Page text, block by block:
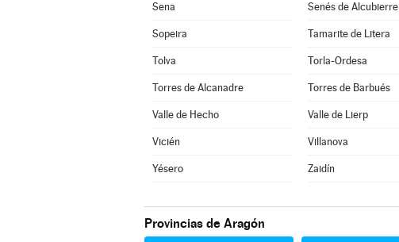
Sena Senés de Alcubierre
Sopeira Tamarite de Litera
Tolva Torla-Ordesa
Torres de Alcanadre Torres de Barbués
Valle de Hecho Valle de Lierp
Vicién Villanova
Yésero Zaidín
Provincias de Aragón